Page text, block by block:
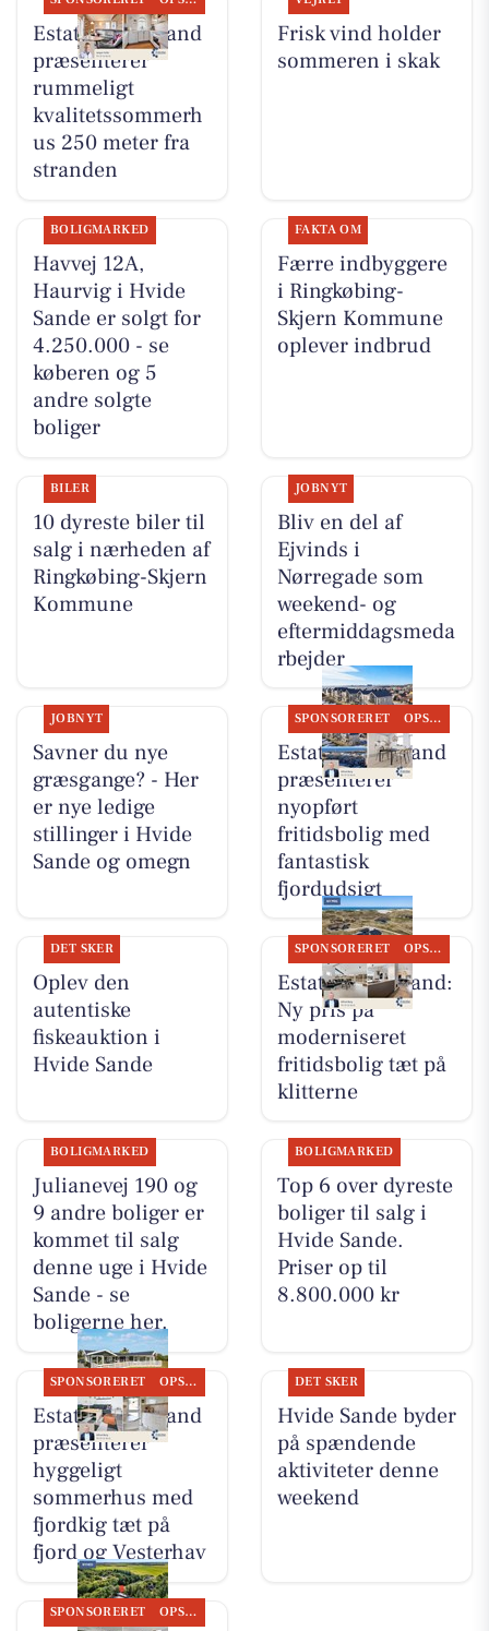
Estate Vestjylland
præsenterer
rummeligt
kvalitetssommerh
us 250 meter fra
stranden
Frisk vind holder
sommeren i skak
BOLIGMARKED
Havvej 12A,
Haurvig i Hvide
Sande er solgt for
4.250.000 - se
køberen og 5
andre solgte
boliger
FAKTA OM
Færre indbyggere
i Ringkøbing-
Skjern Kommune
oplever indbrud
BILER
10 dyreste biler til
salg i nærheden af
Ringkøbing-Skjern
Kommune
JOBNYT
Bliv en del af
Ejvinds i
Nørregade som
weekend- og
eftermiddagsmeda
rbejder
JOBNYT
Savner du nye
græsgange? - Her
er nye ledige
stillinger i Hvide
Sande og omegn
SPONSORERET OPSLAGSTAVLEN
Estate Vestjylland
præsenterer
nyopført
fritidsbolig med
fantastisk
fjordudsigt
DET SKER
Oplev den
autentiske
fiskeauktion i
Hvide Sande
SPONSORERET OPSLAGSTAVLEN
Estate Vestjylland:
Ny pris på
moderniseret
fritidsbolig tæt på
klitterne
BOLIGMARKED
Julianevej 190 og
9 andre boliger er
kommet til salg
denne uge i Hvide
Sande - se
boligerne her.
BOLIGMARKED
Top 6 over dyreste
boliger til salg i
Hvide Sande.
Priser op til
8.800.000 kr
SPONSORERET OPSLAGSTAVLEN
Estate Vestjylland
præsenterer
hyggeligt
sommerhus med
fjordkig tæt på
fjord og Vesterhav
DET SKER
Hvide Sande byder
på spændende
aktiviteter denne
weekend
SPONSORERET OPSLAGSTAVLEN